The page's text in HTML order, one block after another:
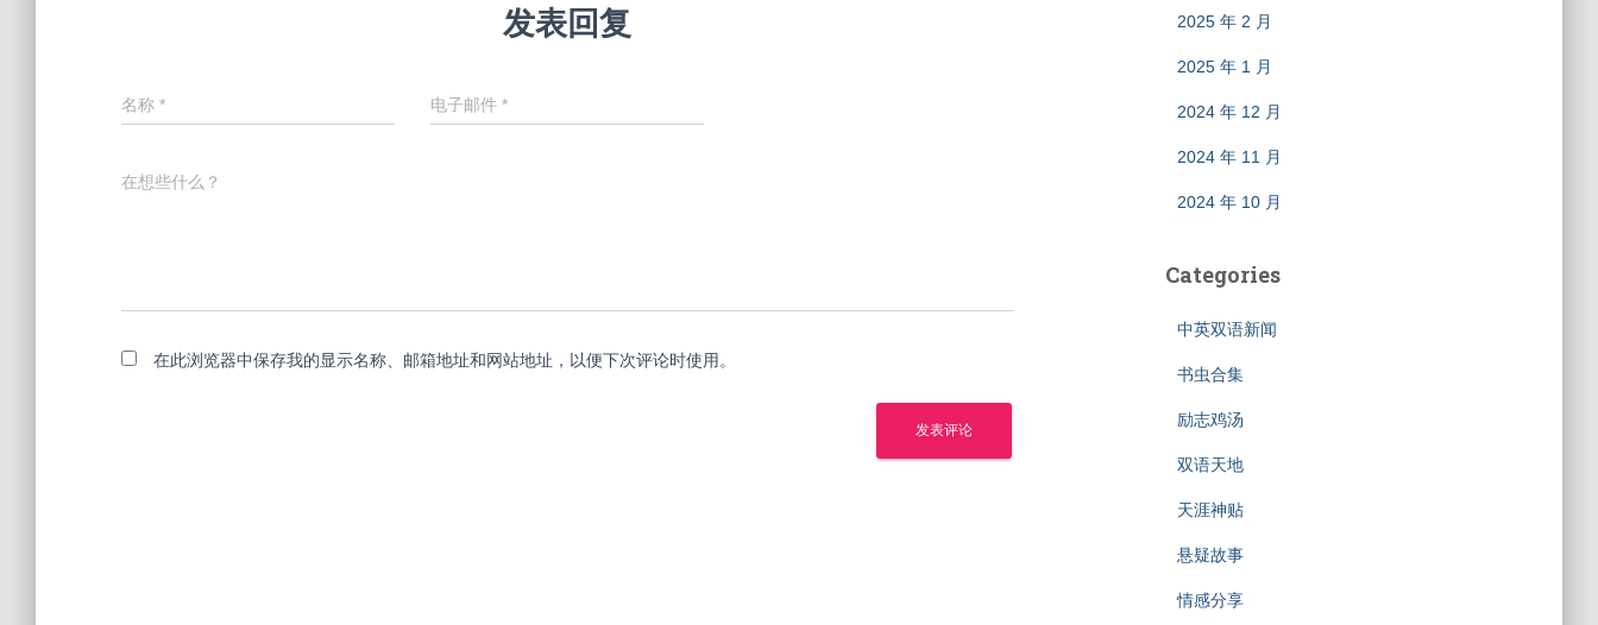
发表回复
名称 * 电子邮件 *
在想些什么？
在此浏览器中保存我的显示名称、邮箱地址和网站地址，以便下次评论时使用。
2025 年 2 月
2025 年 1 月
2024 年 12 月
2024 年 11 月
2024 年 10 月
Categories
中英双语新闻
书虫合集
励志鸡汤
双语天地
天涯神贴
悬疑故事
情感分享